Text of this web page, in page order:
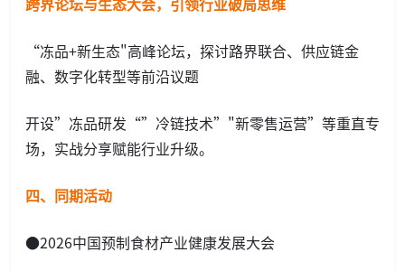
“冻品+新生态"高峰论坛，探讨路界联合、供应链金
融、数字化转型等前沿议题
开设”冻品研发“”冷链技术”"新零售运营”等重直专
场，实战分享赋能行业升级。
四、 同期活动
●2026中国预制食材产业健康发展大会